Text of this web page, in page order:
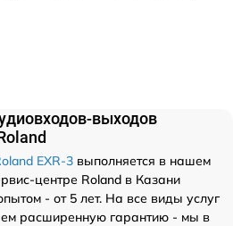
выходов
EXR-3 выполняется в нашем
центре Roland в Казани
- от 5 лет. На все виды услуг
расширенную гарантию - мы в